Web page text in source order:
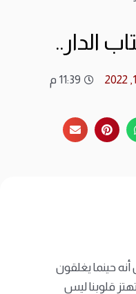
الدار..
11:39 م
أنه حينما يغلقون
قلوبنا ليس